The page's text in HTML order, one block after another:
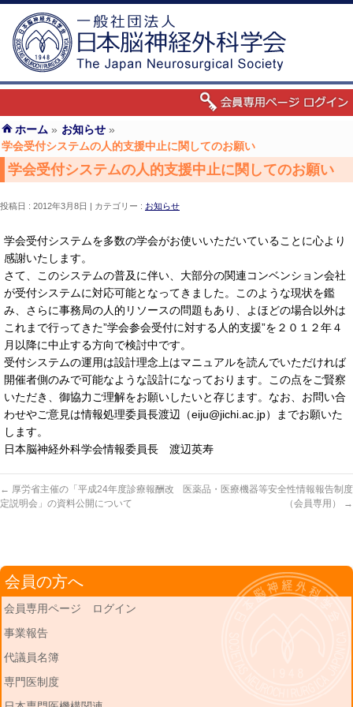
ホーム » お知らせ »
学会受付システムの人的支援中止に関してのお願い
学会受付システムの人的支援中止に関してのお願い
投稿日 : 2012年3月8日 カテゴリー : お知らせ
学会受付システムを多数の学会がお使いいただいていることに心より
感謝いたします。
さて、このシステムの普及に伴い、大部分の関連コンベンション会社
が受付システムに対応可能となってきました。このような現状を鑑
み、さらに事務局の人的リソースの問題もあり、よほどの場合以外は
これまで行ってきた”学会参会受付に対する人的支援”を２０１２年４
月以降に中止する方向で検討中です。
受付システムの運用は設計理念上はマニュアルを読んでいただければ
開催者側のみで可能なような設計になっております。この点をご賢察
いただき、御協力ご理解をお願いしたいと存じます。なお、お問い合
わせやご意見は情報処理委員長渡辺（eiju@jichi.ac.jp）までお願いた
します。
日本脳神経外科学会情報委員長 渡辺英寿
← 厚労省主催の「平成24年度診療報酬改
定説明会」の資料公開について
医薬品・医療機器等安全性情報報告制度
（会員専用）
→
会員の方へ
会員専用ページ ログイン
事業報告
代議員名簿
専門医制度